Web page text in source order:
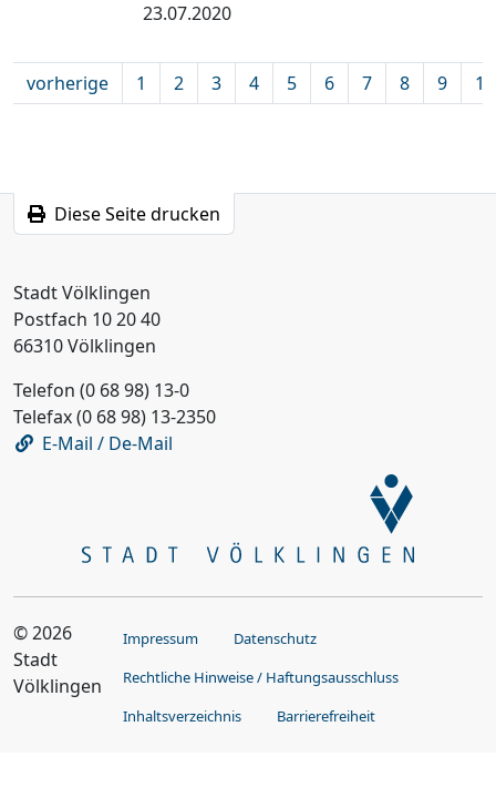
23.07.2020
vorherige 1 2 3 4 5 6 7 8 9 10
Diese Seite drucken
Stadt Völklingen
Postfach 10 20 40
66310 Völklingen
Telefon (0 68 98) 13-0
Telefax (0 68 98) 13-2350
E-Mail / De-Mail
© 2026
Stadt
Völklingen
Impressum
Datenschutz
Rechtliche Hinweise / Haftungsausschluss
Inhaltsverzeichnis
Barrierefreiheit